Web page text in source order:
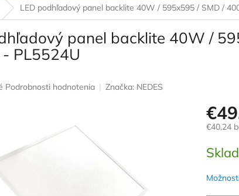
LED podhľadový panel backlite 40W / 595x595 / SMD /
panel backlite 40W /
PL5524U
Podrobnosti hodnotenia Značka: NEDES
€40,24
cena: